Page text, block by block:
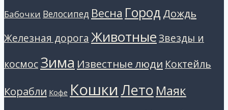
Бабочки Велосипед Весна Город Дождь
Железная дорога ЖивотныеЗвезды и
космосЗима Известные люди Коктейль
Корабли Кофе Кошки Лето Маяк